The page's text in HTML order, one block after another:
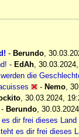
- Berundo
- EdAh
die
- Nemo
30.03.2024,
- Berundo
dir frei dieses
es dir frei dieses